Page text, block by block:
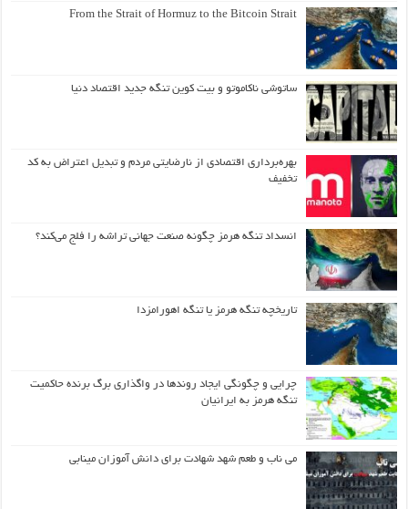
From the Strait of Hormuz to the Bitcoin Strait
ساتوشی ناکاموتو و بیت کوین تنگه جدید اقتصاد دنیا
بهره‌برداری اقتصادی از نارضایتی مردم و تبدیل اعتراض به کد
تخفیف
انسداد تنگه هرمز چگونه صنعت جهانی تراشه را فلج می‌کند؟
تاریخچه تنگه هرمز یا تنگه اهورامزدا
چرایی و چگونگی ایجاد روندها در واگذاری برگ برنده حاکمیت
تنگه هرمز به ایرانیان
می ناب و طعم شهد شهادت برای دانش آموزان مینابی